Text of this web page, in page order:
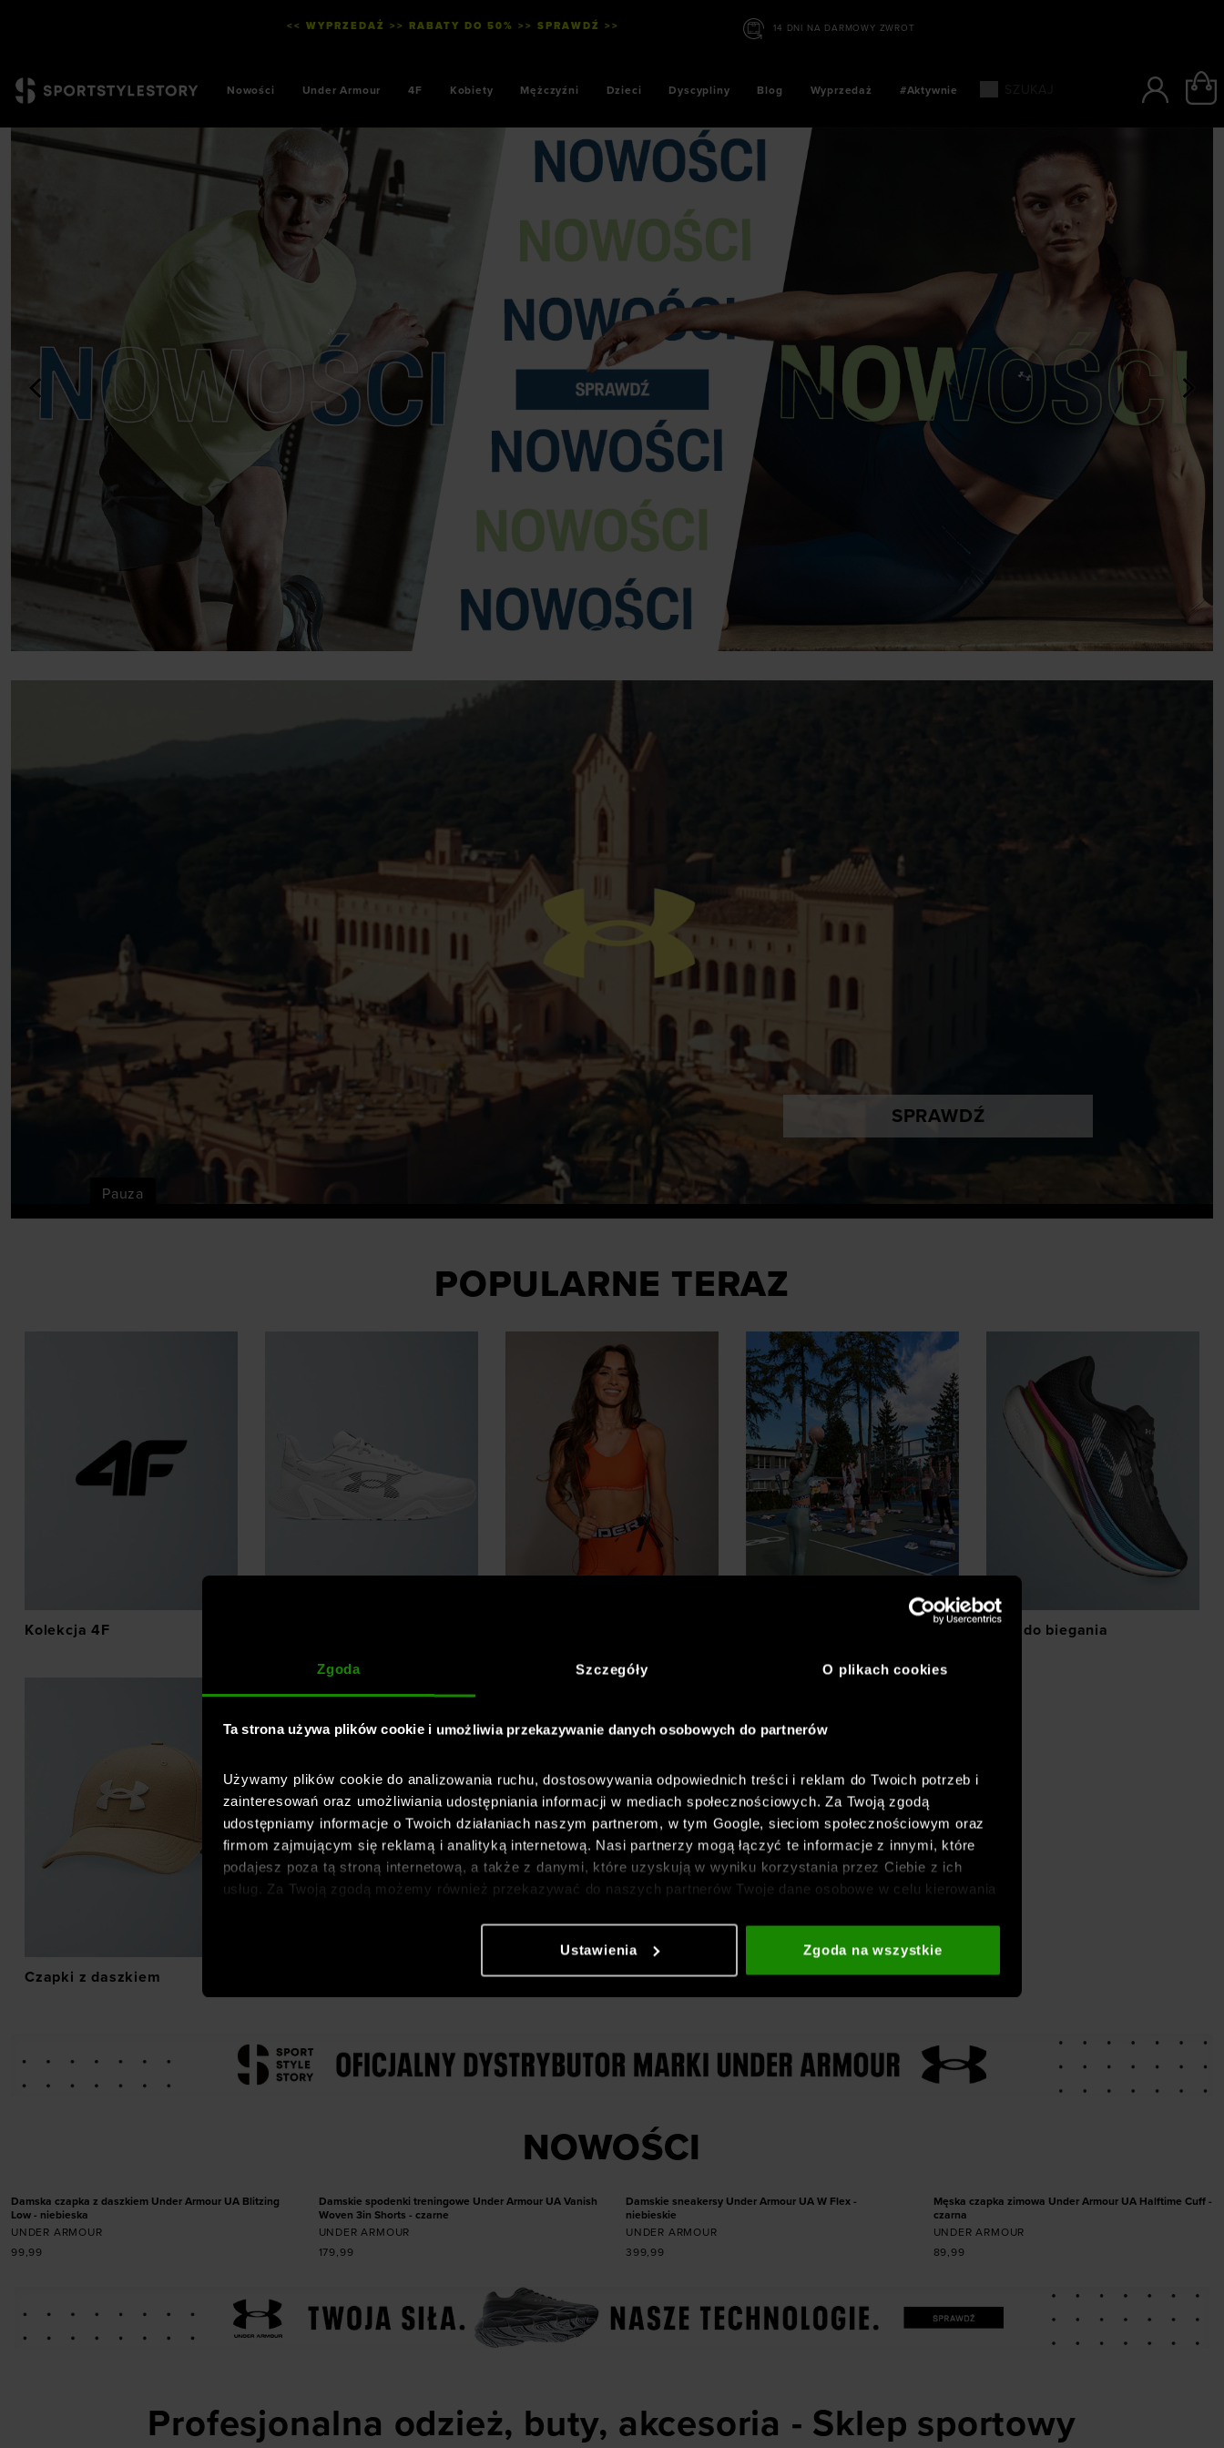
Zgoda Szczegóły O plikach cookies
Ta strona używa plików cookie i umożliwia przekazywanie danych osobowych do partnerów
Używamy plików cookie do analizowania ruchu, dostosowywania odpowiednich treści i reklam do Twoich potrzeb i
zainteresowań oraz umożliwiania udostępniania informacji w mediach społecznościowych. Za Twoją zgodą
udostępniamy informacje o Twoich działaniach naszym partnerom, w tym Google, sieciom społecznościowym oraz
firmom zajmującym się reklamą i analityką internetową. Nasi partnerzy mogą łączyć te informacje z innymi, które
podajesz poza tą stroną internetową, a także z danymi, które uzyskują w wyniku korzystania przez Ciebie z ich
usług. Za Twoją zgodą możemy również przekazywać do naszych partnerów Twoje dane osobowe w celu kierowania
społecznościowych). Szczegółowe informacje znajdziesz w naszej
Polityce prywatnościoraz sekcji „Szczegóły”
Ustawienia Zgoda na wszystkie
<< WYPRZEDAŻ >> RABATY DO 50% >> SPRAWDŹ >> WYSYŁKA KURIEREM W CIĄGU 24 GODZIN
Nowości Under Armour 4F Kobiety Mężczyźni Dzieci Dyscypliny Blog Wyprzedaż #Aktywnie
SPRAWDŹ
Pauza
POPULARNE TERAZ
Kolekcja 4F Buty do biegania
Czapki z daszkiem
NOWOŚCI
Damska czapka z daszkiem Under Armour UA Blitzing
Low - niebieska
UNDER ARMOUR
99,99
Dodaj produkt w rozmiarze
SM
Damskie spodenki treningowe Under Armour UA Vanish
Woven 3in Shorts - czarne
UNDER ARMOUR
179,99
36 36,5
Damskie sneakersy Under Armour UA W Flex -
niebieskie
UNDER ARMOUR
399,99
Męska czapka zimowa Under Armour UA Halftime Cuff -
czarna
UNDER ARMOUR
89,99
Profesjonalna odzież, buty, akcesoria - Sklep sportowy